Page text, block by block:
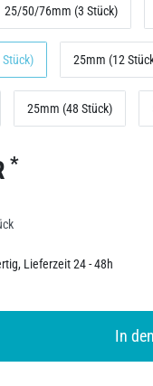
25/50/76mm (3 Stück)
25mm (12
25mm (48 Stück)
*
Lieferzeit 24 - 48h
In